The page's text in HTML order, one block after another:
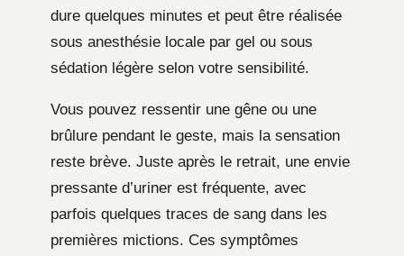
dure quelques minutes et peut être réalisée
sous anesthésie locale par gel ou sous
sédation légère selon votre sensibilité.
Vous pouvez ressentir une gêne ou une
brûlure pendant le geste, mais la sensation
reste brève. Juste après le retrait, une envie
pressante d’uriner est fréquente, avec
parfois quelques traces de sang dans les
premières mictions. Ces symptômes